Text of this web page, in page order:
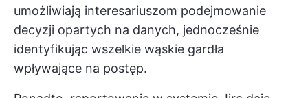
umożliwiają interesariuszom podejmowanie
decyzji opartych na danych, jednocześnie
identyfikując wszelkie wąskie gardła
wpływające na postęp.